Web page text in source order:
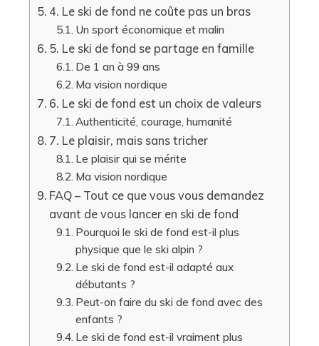
4. Le ski de fond ne coûte pas un bras
Un sport économique et malin
5. Le ski de fond se partage en famille
De 1 an à 99 ans
Ma vision nordique
6. Le ski de fond est un choix de valeurs
Authenticité, courage, humanité
7. Le plaisir, mais sans tricher
Le plaisir qui se mérite
Ma vision nordique
FAQ – Tout ce que vous vous demandez
avant de vous lancer en ski de fond
Pourquoi le ski de fond est-il plus
physique que le ski alpin ?
Le ski de fond est-il adapté aux
débutants ?
Peut-on faire du ski de fond avec des
enfants ?
Le ski de fond est-il vraiment plus